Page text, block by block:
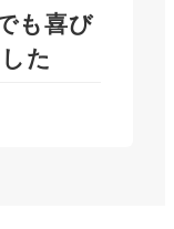
も喜び
た